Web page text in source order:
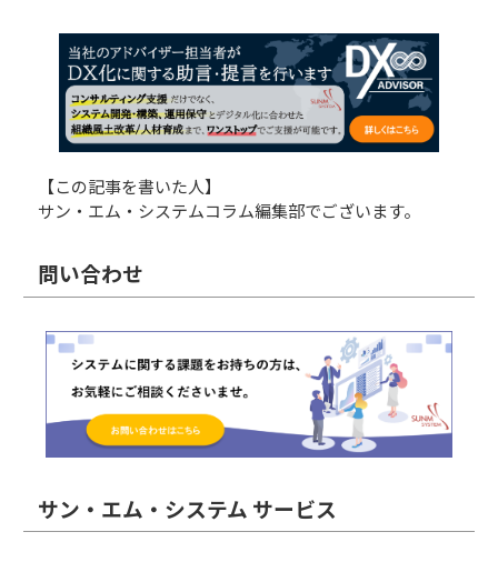
【この記事を書いた人】
サン・エム・システムコラム編集部でございます。
問い合わせ
サン・エム・システム サービス